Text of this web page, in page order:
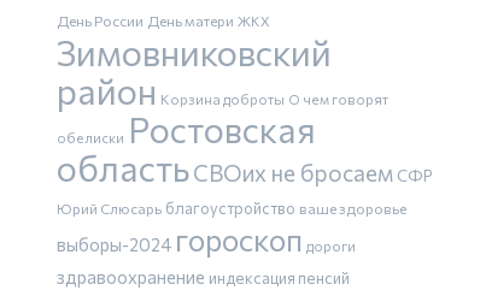
День России День матери ЖКХ
Зимовниковский
район Корзина доброты О чем говорят
обелиски Ростовская
областьСВОих не бросаем СФР
Юрий Слюсарь благоустройство ваше здоровье
выборы-2024 гороскоп дороги
здравоохранение индексация пенсий